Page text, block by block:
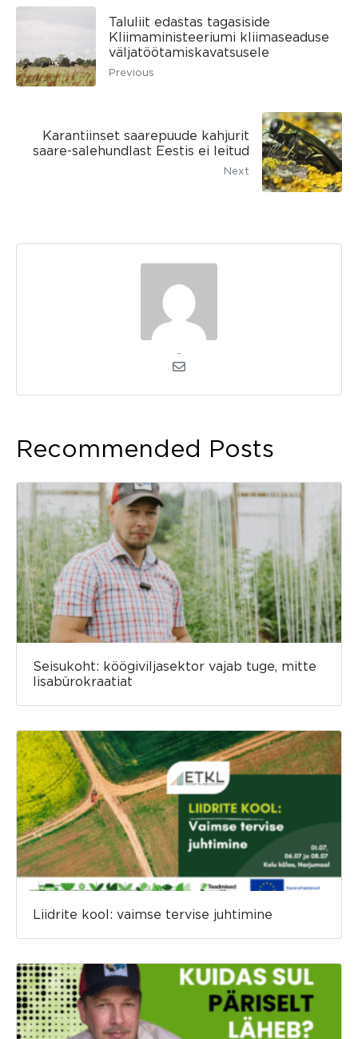
Taluliit edastas tagasiside
Kliimaministeeriumi kliimaseaduse
väljatöötamiskavatsusele
Previous
Karantiinset saarepuude kahjurit
saare-salehundlast Eestis ei leitud
Next
Recommended Posts
Seisukoht: köögiviljasektor vajab tuge, mitte
lisabürokraatiat
Liidrite kool: vaimse tervise juhtimine